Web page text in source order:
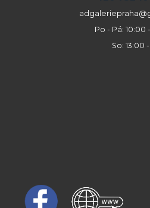
Po - Pá: 10:00
So: 13:00 -